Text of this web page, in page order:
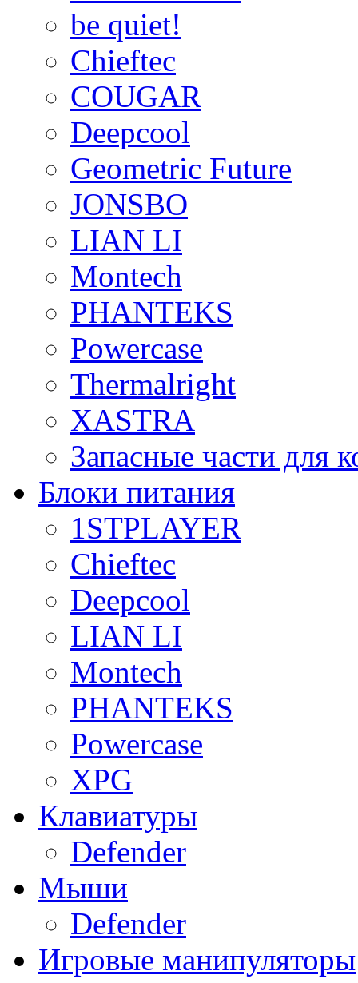
be quiet!
Chieftec
COUGAR
Deepcool
Geometric Future
JONSBO
LIAN LI
Montech
PHANTEKS
Powercase
Thermalright
XASTRA
Запасные части для
Блоки питания
1STPLAYER
Chieftec
Deepcool
LIAN LI
Montech
PHANTEKS
Powercase
XPG
Клавиатуры
Defender
Мыши
Defender
Игровые манипуляторы